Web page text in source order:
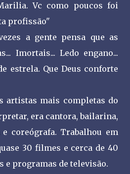
Vc como poucos foi
profissão"
a gente pensa que as
Imortais... Ledo engano...
estrela. Que Deus conforte
artistas mais completas do
era cantora, bailarina,
coreógrafa. Trabalhou em
30 filmes e cerca de 40
e programas de televisão.